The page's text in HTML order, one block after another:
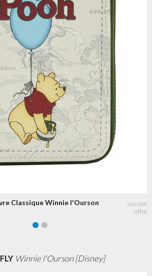
Classique Winnie l'Ourson
Winnie l'Ourson [Disney]